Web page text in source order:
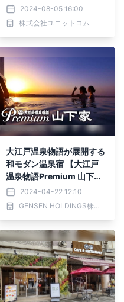
コン工房 なんばアウトレ
ット別館】が統合・改装。
大きくパワーアップして、
アルオープン！ 「統合・
改装記念セール」、ならび
に、東名阪の対象店舗にて
「協賛セール」を同時開
催！
2024-08-05 16:00
株式会社ユニットコム
大江戸温泉物語が展開する
和モダン温泉宿 【大江戸
温泉物語Premium 山下
家】が4月22日、石川県加
賀市にリニューアルオープ
ン
2024-04-22 12:10
GENSEN HOLDINGS株式会社